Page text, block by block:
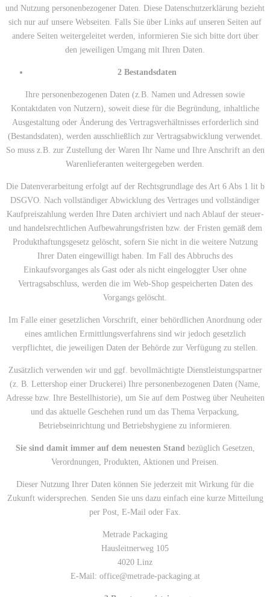
und Nutzung personenbezogener Daten. Diese Datenschutzerklärung bezieht
sich nur auf unsere Webseiten. Falls Sie über Links auf unseren Seiten auf
andere Seiten weitergeleitet werden, informieren Sie sich bitte dort über
den jeweiligen Umgang mit Ihren Daten.
2 Bestandsdaten
Ihre personenbezogenen Daten (z.B. Namen und Adressen sowie
Kontaktdaten von Nutzern), soweit diese für die Begründung, inhaltliche
Ausgestaltung oder Änderung des Vertragsverhältnisses erforderlich sind
(Bestandsdaten), werden ausschließlich zur Vertragsabwicklung verwendet.
So muss z.B. zur Zustellung der Waren Ihr Name und Ihre Anschrift an den
Warenlieferanten weitergegeben werden.
Die Datenverarbeitung erfolgt auf der Rechtsgrundlage des Art 6 Abs 1 lit b
DSGVO. Nach vollständiger Abwicklung des Vertrages und vollständiger
Kaufpreiszahlung werden Ihre Daten archiviert und nach Ablauf der steuer-
und handelsrechtlichen Aufbewahrungsfristen bzw. der Fristen gemäß dem
Produkthaftungsgesetz gelöscht, sofern Sie nicht in die weitere Nutzung
Ihrer Daten eingewilligt haben. Im Fall des Abbruchs des
Einkaufsvorganges als Gast oder als nicht eingeloggter User ohne
Vertragsabschluss, werden die im Web-Shop gespeicherten Daten des
Vorgangs gelöscht.
Im Falle einer gesetzlichen Vorschrift, einer behördlichen Anordnung oder
eines amtlichen Ermittlungsverfahrens sind wir jedoch gesetzlich
verpflichtet, die jeweiligen Daten der Behörde zur Verfügung zu stellen.
Zusätzlich verwenden wir und ggf. bevollmächtigte Dienstleistungspartner
(z. B. Lettershop einer Druckerei) Ihre personenbezogenen Daten (Name,
Adresse bzw. Ihre Bestellhistorie), um Sie auf dem Postweg über Neuheiten
und das aktuelle Geschehen rund um das Thema Verpackung,
Betriebseinrichtung und Betriebshygiene zu informieren.
Sie sind damit immer auf dem neuesten Standbezüglich Gesetzen,
Verordnungen, Produkten, Aktionen und Preisen.
Dieser Nutzung Ihrer Daten können Sie jederzeit mit Wirkung für die
Zukunft widersprechen. Senden Sie uns dazu einfach eine kurze Mitteilung
per Post, E-Mail oder Fax.
Metrade Packaging
Hausleitnerweg 105
4020 Linz
E-Mail: office@metrade-packaging.at